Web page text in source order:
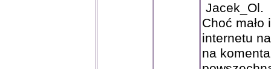
Jacek_Ol.
Choć
internetu
na